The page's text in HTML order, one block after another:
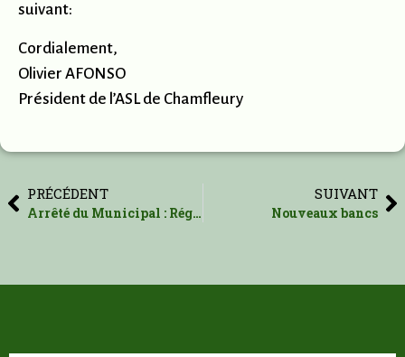
suivant:
Cordialement,
Olivier AFONSO
Président de l’ASL de Chamfleury
PRÉCÉDENT
Arrêté du Municipal : Réglementation la pratique de la mécanique
SUIVANT
Nouveaux bancs